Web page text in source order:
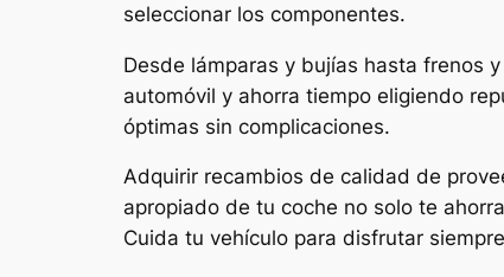
seleccionar los componentes.
Desde lámparas y bujías hasta frenos
automóvil y ahorra tiempo eligiendo
óptimas sin complicaciones.
Adquirir recambios de calidad de
apropiado de tu coche no solo te
Cuida tu vehículo para disfrutar